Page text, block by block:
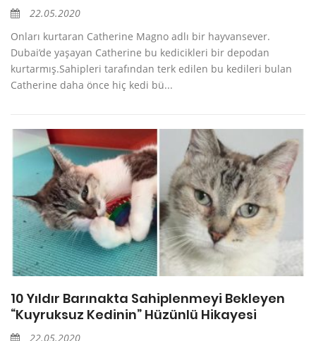
22.05.2020
Onları kurtaran Catherine Magno adlı bir hayvansever.
Dubai’de yaşayan Catherine bu kedicikleri bir depodan
kurtarmış.Sahipleri tarafından terk edilen bu kedileri bulan
Catherine daha önce hiç kedi bü...
10 Yıldır Barınakta Sahiplenmeyi Bekleyen
“Kuyruksuz Kedinin” Hüzünlü Hikayesi
22.05.2020